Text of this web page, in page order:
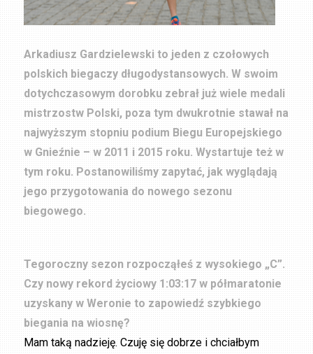
Arkadiusz Gardzielewski to jeden z czołowych
polskich biegaczy długodystansowych. W swoim
dotychczasowym dorobku zebrał już wiele medali
mistrzostw Polski, poza tym dwukrotnie stawał na
najwyższym stopniu podium Biegu Europejskiego
w Gnieźnie – w 2011 i 2015 roku. Wystartuje też w
tym roku. Postanowiliśmy zapytać, jak wyglądają
jego przygotowania do nowego sezonu
biegowego.
Tegoroczny sezon rozpocząłeś z wysokiego „C”.
Czy nowy rekord życiowy 1:03:17 w półmaratonie
uzyskany w Weronie to zapowiedź szybkiego
biegania na wiosnę?
Mam taką nadzieję. Czuję się dobrze i chciałbym